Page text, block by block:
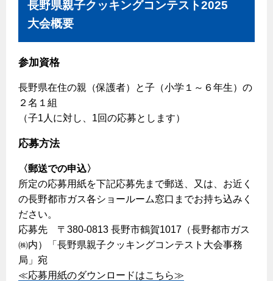
ガスくさいとき・警報器が鳴ったとき
ガスが出ないとき
地震のとき
ガス給湯器・風呂釜の凍結予防方法
故障診断
ガス工事について
ガス工事に関する約款・委託要件・内管工事見積単価表
新しく都市ガスをご利用したい方へ
道路・敷地内で工事をされる皆さまへ
ガスを安全にお使いいただくために
経済性、環境性、創エネ
ライフステージ別に比較する
30代
40代～50代
60代
プロパンガスから都市ガスへの切り替え
都市ガス切り替えのメリット
導入事例
都市ガス切り替え事例
オーブン
警報器
警報器
バスルーム
エコジョーズ
浴室暖房乾燥機・脱衣室
ミストサウナ
衣類乾燥機
リビング
スタッフ
補助金について
リフォームのお知らせ
ショールーム
リフォームについてのお問い合わせ
ご請求とお支払い
約款
電気料金のシミュレーション
ご契約・お手続き
お申込み
停電時の対応
よくあるご質問
採用情報
長野県親子クッキングコンテスト2025
大会概要
参加資格
長野県在住の親（保護者）と子（小学１～６年生）の
２名１組
（子1人に対し、1回の応募とします）
応募方法
〈郵送での申込〉
所定の応募用紙を下記応募先まで郵送、又は、お近く
の長野都市ガス各ショールーム窓口までお持ち込みく
ださい。
応募先 〒380-0813 長野市鶴賀1017（長野都市ガス
㈱内）「長野県親子クッキングコンテスト大会事務
局」宛
≪応募用紙のダウンロードはこちら≫